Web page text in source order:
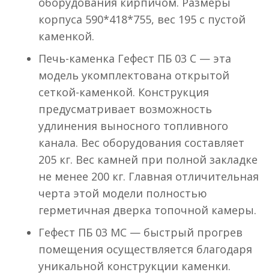
корпуса 590*418*755, вес 195 с пустой
каменкой.
Печь-каменка Гефест ПБ 03 С — эта
модель укомплектована открытой
сеткой-каменкой. Конструкция
предусматривает возможность
удлинения выносного топливного
канала. Вес оборудования составляет
205 кг. Вес камней при полной закладке
не менее 200 кг. Главная отличительная
черта этой модели полностью
герметичная дверка топочной камеры.
Гефест ПБ 03 МС — быстрый прогрев
помещения осуществляется благодаря
уникальной конструкции каменки.